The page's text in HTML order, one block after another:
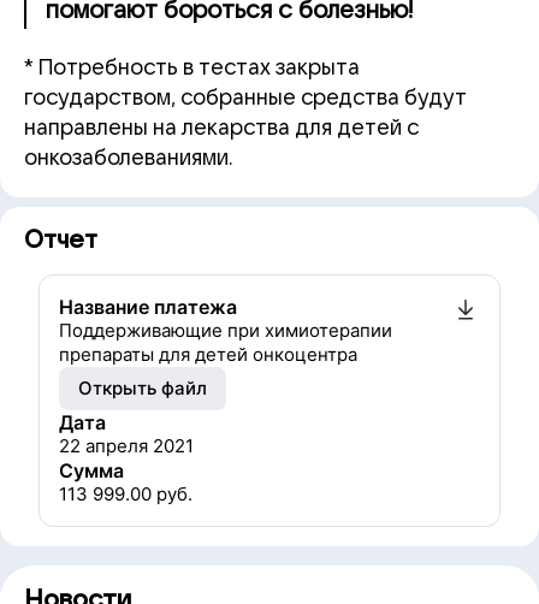
помогают бороться с болезнью!
* Потребность в тестах закрыта
государством, собранные средства будут
направлены на лекарства для детей с
онкозаболеваниями.
Отчет
Название платежа
Поддерживающие при химиотерапии
препараты для детей онкоцентра
Открыть файл
Дата
22 апреля 2021
Сумма
113 999.00 руб.